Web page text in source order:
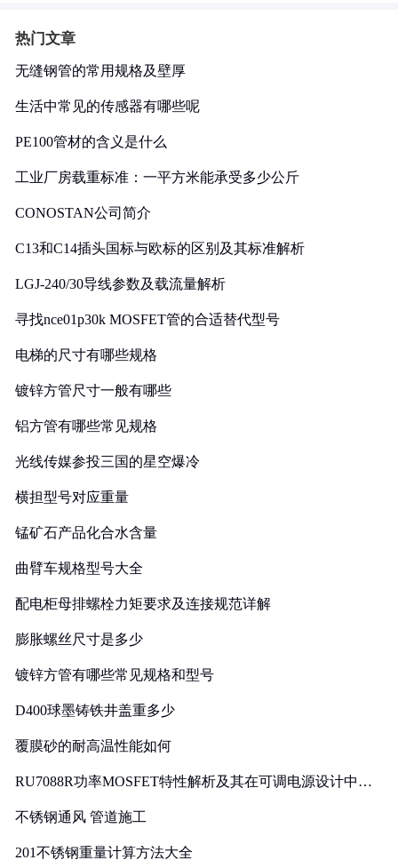
热门文章
无缝钢管的常用规格及壁厚
生活中常见的传感器有哪些呢
PE100管材的含义是什么
工业厂房载重标准：一平方米能承受多少公斤
CONOSTAN公司简介
C13和C14插头国标与欧标的区别及其标准解析
LGJ-240/30导线参数及载流量解析
寻找nce01p30k MOSFET管的合适替代型号
电梯的尺寸有哪些规格
镀锌方管尺寸一般有哪些
铝方管有哪些常见规格
光线传媒参投三国的星空爆冷
横担型号对应重量
锰矿石产品化合水含量
曲臂车规格型号大全
配电柜母排螺栓力矩要求及连接规范详解
膨胀螺丝尺寸是多少
镀锌方管有哪些常见规格和型号
D400球墨铸铁井盖重多少
覆膜砂的耐高温性能如何
RU7088R功率MOSFET特性解析及其在可调电源设计中的
不锈钢通风 管道施工
201不锈钢重量计算方法大全